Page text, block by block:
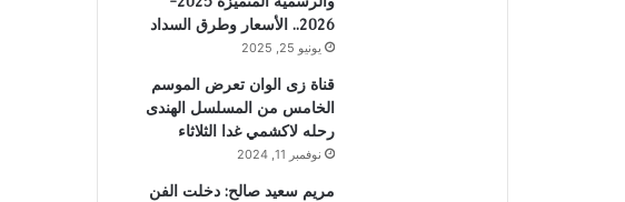
2026.. الأسعار وطرق السداد
يونيو 25, 2025
قناة زى الوان تعرض الموسم
الخامس من المسلسل الهندى
رحله لاكشمي غدا الثلاثاء
نوفمبر 11, 2024
مريم سعيد صالح: دخلت الفن